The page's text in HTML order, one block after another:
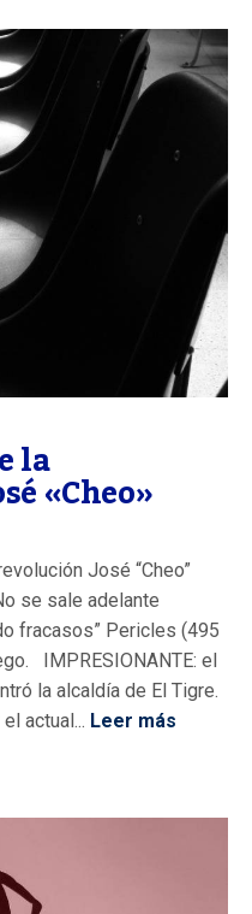
la
«Cheo»
José “Cheo”
se sale adelante
fracasos” Pericles (495
IMPRESIONANTE: el
la alcaldía de El Tigre.
actual... Leer más